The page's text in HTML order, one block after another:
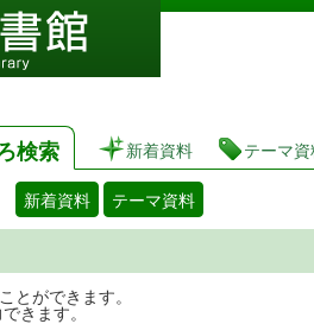
図書館 蔵
検索 新着資料 テーマ資
新着資料 テーマ資料
とができます。
きます。